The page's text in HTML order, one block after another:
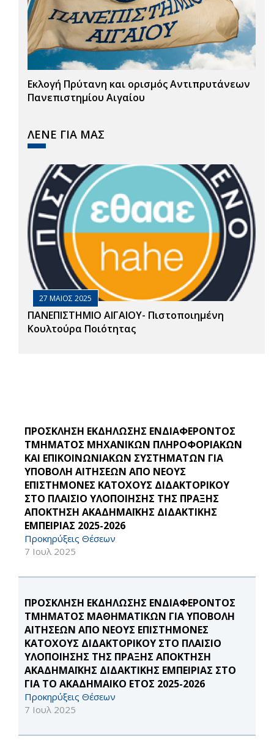
Εκλογή Πρύτανη και ορισμός Αντιπρυτάνεων
Πανεπιστημίου Αιγαίου
ΛΕΝΕ ΓΙΑ ΜΑΣ
27 ΜΑΙΟΣ 2025
ΠΑΝΕΠΙΣΤΗΜΙΟ ΑΙΓΑΙΟΥ- Πιστοποιημένη
Κουλτούρα Ποιότητας
ΠΡΟΣΚΛΗΣΗ ΕΚΔΗΛΩΣΗΣ ΕΝΔΙΑΦΕΡΟΝΤΟΣ
ΤΜΗΜΑΤΟΣ ΜΗΧΑΝΙΚΩΝ ΠΛΗΡΟΦΟΡΙΑΚΩΝ
ΚΑΙ ΕΠΙΚΟΙΝΩΝΙΑΚΩΝ ΣΥΣΤΗΜΑΤΩΝ ΓΙΑ
ΥΠΟΒΟΛΗ ΑΙΤΗΣΕΩΝ ΑΠΟ ΝΕΟΥΣ
ΕΠΙΣΤΗΜΟΝΕΣ ΚΑΤΟΧΟΥΣ ΔΙΔΑΚΤΟΡΙΚΟΥ
ΣΤΟ ΠΛΑΙΣΙΟ ΥΛΟΠΟΙΗΣΗΣ ΤΗΣ ΠΡΑΞΗΣ
ΑΠΟΚΤΗΣΗ ΑΚΑΔΗΜΑΪΚΗΣ ΔΙΔΑΚΤΙΚΗΣ
ΕΜΠΕΙΡΙΑΣ 2025-2026
Προκηρύξεις Θέσεων
7 Ιουλ 2025
ΠΡΟΣΚΛΗΣΗ ΕΚΔΗΛΩΣΗΣ ΕΝΔΙΑΦΕΡΟΝΤΟΣ
ΤΜΗΜΑΤΟΣ ΜΑΘΗΜΑΤΙΚΩΝ ΓΙΑ ΥΠΟΒΟΛΗ
ΑΙΤΗΣΕΩΝ ΑΠΟ ΝΕΟΥΣ ΕΠΙΣΤΗΜΟΝΕΣ
ΚΑΤΟΧΟΥΣ ΔΙΔΑΚΤΟΡΙΚΟΥ ΣΤΟ ΠΛΑΙΣΙΟ
ΥΛΟΠΟΙΗΣΗΣ ΤΗΣ ΠΡΑΞΗΣ ΑΠΟΚΤΗΣΗ
ΑΚΑΔΗΜΑΪΚΗΣ ΔΙΔΑΚΤΙΚΗΣ ΕΜΠΕΙΡΙΑΣ ΣΤΟ
ΓΙΑ ΤΟ ΑΚΑΔΗΜΑΙΚΟ ΕΤΟΣ 2025-2026
Προκηρύξεις Θέσεων
7 Ιουλ 2025